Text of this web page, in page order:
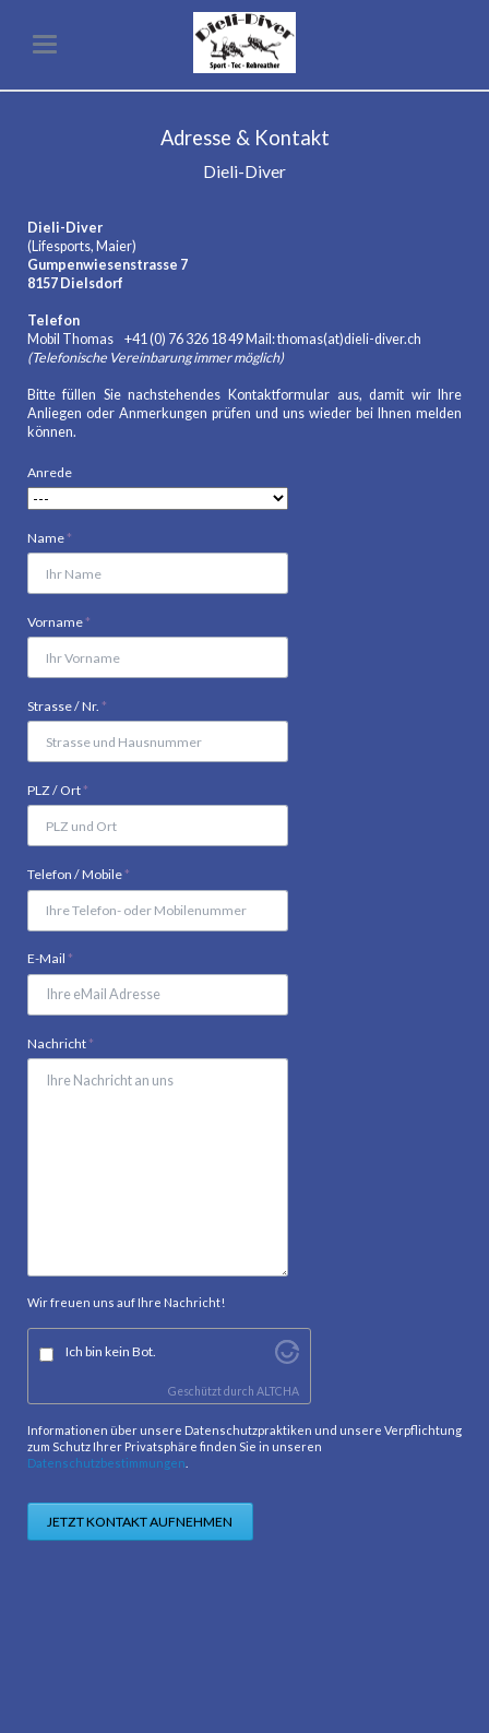
Adresse & Kontakt
Dieli-Diver
Dieli-Diver
(Lifesports, Maier)
Gumpenwiesenstrasse 7
8157 Dielsdorf
Telefon
Mobil Thomas +41 (0) 76 326 18 49 Mail: thomas(at)dieli-diver.ch
(Telefonische Vereinbarung immer möglich)
Bitte füllen Sie nachstehendes Kontaktformular aus, damit wir Ihre
Anliegen oder Anmerkungen prüfen und uns wieder bei Ihnen melden
können.
Anrede
Pflichtfeld
Name *
Pflichtfeld
Vorname *
Pflichtfeld
Strasse / Nr. *
Pflichtfeld
PLZ / Ort *
Pflichtfeld
Telefon / Mobile *
Pflichtfeld
E-Mail *
Pflichtfeld
Nachricht *
Wir freuen uns auf Ihre Nachricht!
Ich bin kein Bot.
Geschützt durchALTCHA
Informationen über unsere Datenschutzpraktiken und unsere Verpflichtung
zum Schutz Ihrer Privatsphäre finden Sie in unseren
Datenschutzbestimmungen
JETZT KONTAKT AUFNEHMEN